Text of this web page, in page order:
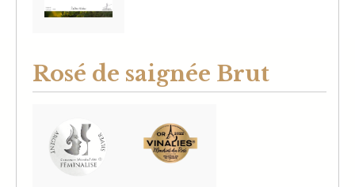
Rosé de saignée Brut